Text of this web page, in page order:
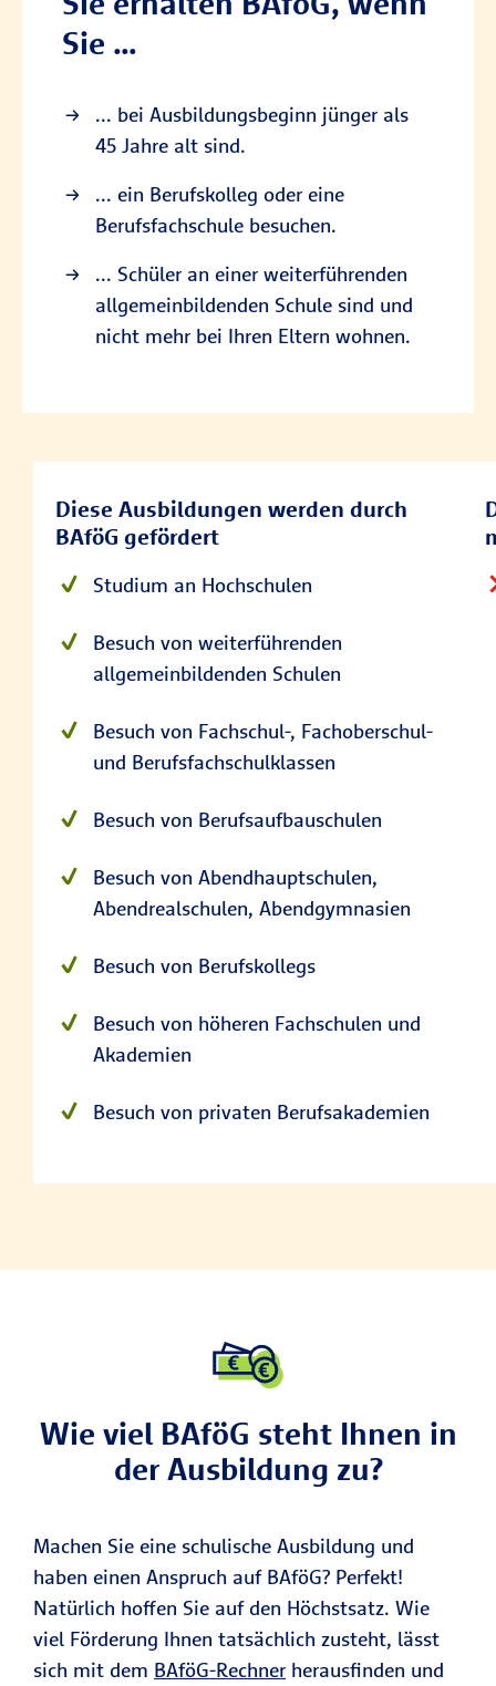
Sie …
... bei Ausbildungsbeginn jünger als
45 Jahre alt sind.
... ein Berufskolleg oder eine
Berufsfachschule besuchen.
... Schüler an einer weiterführenden
allgemeinbildenden Schule sind und
nicht mehr bei Ihren Eltern wohnen.
Diese Ausbildungen werden durch
BAföG gefördert
Studium an Hochschulen
Besuch von weiterführenden
allgemeinbildenden Schulen
Besuch von Fachschul-, Fachoberschul-
und Berufsfachschulklassen
Besuch von Berufsaufbauschulen
Besuch von Abendhauptschulen,
Abendrealschulen, Abendgymnasien
Besuch von Berufskollegs
Besuch von höheren Fachschulen und
Akademien
Besuch von privaten Berufsakademien
Wie viel BAföG steht Ihnen in
der Ausbildung zu?
Machen Sie eine schulische Ausbildung und
haben einen Anspruch auf BAföG? Perfekt!
Natürlich hoffen Sie auf den Höchstsatz. Wie
viel Förderung Ihnen tatsächlich zusteht, lässt
sich mit dem BAföG-Rechner herausfinden und